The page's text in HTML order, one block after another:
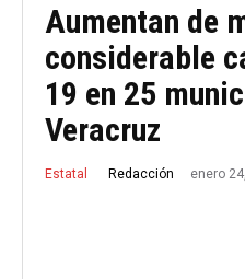
Aumentan de
considerable
19 en 25
Veracruz
Estatal Redacción enero